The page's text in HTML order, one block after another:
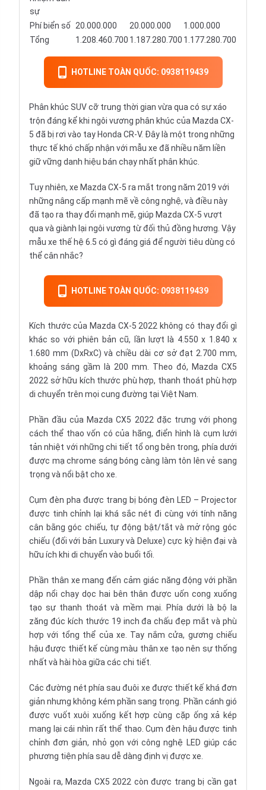
sự
Phí biển số 20.000.000 20.000.000
1.000.000
Tổng
1.208.460.700 1.187.280.700 1.177.280.700
HOTLINE TOÀN QUỐC: 0938119439
Phân khúc SUV cỡ trung thời gian vừa qua có sự xáo
trộn đáng kể khi ngôi vương phân khúc của Mazda CX-
5 đã bị rơi vào tay Honda CR-V. Đây là một trong những
thực tế khó chấp nhận với mẫu xe đã nhiều năm liền
giữ vững danh hiệu bán chạy nhất phân khúc.
Tuy nhiên, xe Mazda CX-5 ra mắt trong năm 2019 với
những nâng cấp mạnh mẽ về công nghệ, và điều này
đã tạo ra thay đổi mạnh mẽ, giúp Mazda CX-5 vượt
qua và giành lại ngôi vương từ đối thủ đồng hương. Vậy
mẫu xe thế hệ 6.5 có gì đáng giá để người tiêu dùng có
thể cân nhắc?
HOTLINE TOÀN QUỐC: 0938119439
Kích thước của Mazda CX-5 2022 không có thay đổi gì
khác so với phiên bản cũ, lần lượt là 4.550 x 1.840 x
1.680 mm (DxRxC) và chiều dài cơ sở đạt 2.700 mm,
khoảng sáng gầm là 200 mm. Theo đó, Mazda CX5
2022 sở hữu kích thước phù hợp, thanh thoát phù hợp
di chuyển trên mọi cung đường tại Việt Nam.
Phần đầu của Mazda CX5 2022 đặc trưng với phong
cách thể thao vốn có của hãng, điển hình là cụm lưới
tản nhiệt với những chi tiết tổ ong bên trong, phía dưới
được mạ chrome sáng bóng càng làm tôn lên vẻ sang
trọng và nổi bật cho xe.
Cụm đèn pha được trang bị bóng đèn LED – Projector
được tinh chỉnh lại khá sắc nét đi cùng với tính năng
cân bằng góc chiếu, tự động bật/tắt và mở rộng góc
chiếu (đối với bản Luxury và Deluxe) cực kỳ hiện đại và
hữu ích khi di chuyển vào buổi tối.
Phần thân xe mang đến cảm giác năng động với phần
dập nổi chạy dọc hai bên thân được uốn cong xuống
tạo sự thanh thoát và mềm mại. Phía dưới là bộ la
zăng đúc kích thước 19 inch đa chấu đẹp mắt và phù
hợp với tổng thể của xe. Tay nắm cửa, gương chiếu
hậu được thiết kế cùng màu thân xe tạo nên sự thống
nhất và hài hòa giữa các chi tiết.
Các đường nét phía sau đuôi xe được thiết kế khá đơn
giản nhưng không kém phần sang trọng. Phần cánh gió
được vuốt xuôi xuống kết hợp cùng cặp ống xả kép
mang lại cái nhìn rất thể thao. Cụm đèn hậu được tinh
chỉnh đơn giản, nhỏ gọn với công nghệ LED giúp các
phương tiện phía sau dễ dàng định vị được xe.
Ngoài ra, Mazda CX5 2022 còn được trang bị cần gạt